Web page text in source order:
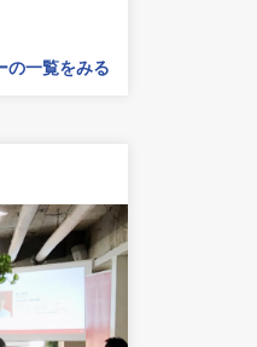
の一覧をみる